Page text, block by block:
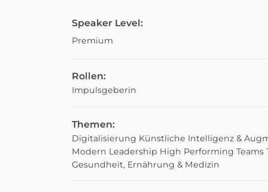
Speaker Level:
Premium
Rollen:
Impulsgeberin
Themen:
Digitalisierung Künstliche Intelligenz &
Modern Leadership High Performing Teams
Gesundheit, Ernährung & Medizin